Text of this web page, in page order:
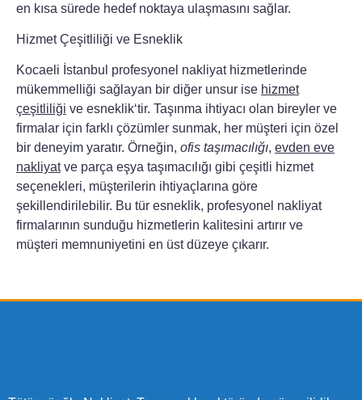
en kısa sürede hedef noktaya ulaşmasını sağlar.
Hizmet Çeşitliliği ve Esneklik
Kocaeli İstanbul profesyonel nakliyat hizmetlerinde
mükemmelliği sağlayan bir diğer unsur ise hizmet
çeşitliliği ve esneklik‘tir. Taşınma ihtiyacı olan bireyler ve
firmalar için farklı çözümler sunmak, her müşteri için özel
bir deneyim yaratır. Örneğin, ofis taşımacılığı, evden eve
nakliyatve parça eşya taşımacılığı gibi çeşitli hizmet
seçenekleri, müşterilerin ihtiyaçlarına göre
şekillendirilebilir. Bu tür esneklik, profesyonel nakliyat
firmalarının sunduğu hizmetlerin kalitesini artırır ve
müşteri memnuniyetini en üst düzeye çıkarır.